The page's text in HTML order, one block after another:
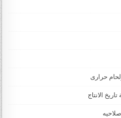
حرارى
الانتاج